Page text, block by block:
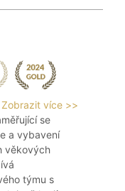
Zobrazit více >>
se
a vybavení
věkových
týmu s